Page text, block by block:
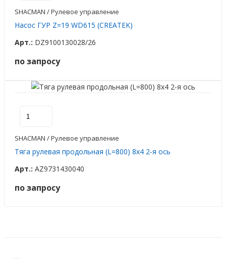
SHACMAN / Рулевое управление
Насос ГУР Z=19 WD615 (CREATEK)
Арт.: DZ9100130028/26
по запросу
SHACMAN / Рулевое управление
Тяга рулевая продольная (L=800) 8x4 2-я ось
Арт.: AZ9731430040
по запросу